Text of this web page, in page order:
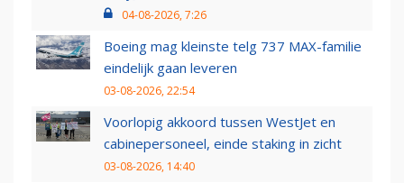
04-08-2026, 7:26
Boeing mag kleinste telg 737 MAX-familie
eindelijk gaan leveren
03-08-2026, 22:54
Voorlopig akkoord tussen WestJet en
cabinepersoneel, einde staking in zicht
03-08-2026, 14:40